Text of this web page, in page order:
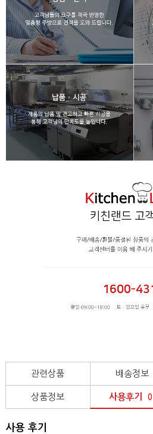
관련상품 배송정보
상품정보 사용후기 0
사용 후기